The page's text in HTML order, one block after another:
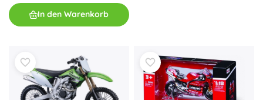
In den Warenkorb